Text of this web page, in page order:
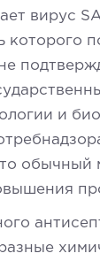
вирус
которого
и
обычный